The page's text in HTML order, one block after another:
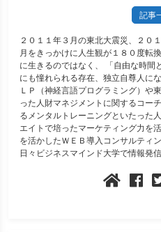
記事
２０１１年３月の東北大震災、２０
月をきっかけに人生観が１８０度転
に生きるのではなく、 「自由な時間
にも憧れられる存在、独立自尊人に
ＬＰ（神経言語プログラミング）や
った人財マネジメントに関するコー
るメンタルトレーニングといたった
エイトで培ったマーケティング力を
を活かしたＷＥＢ導入コンサルティ
日々ビジネスマインド大学で情報発